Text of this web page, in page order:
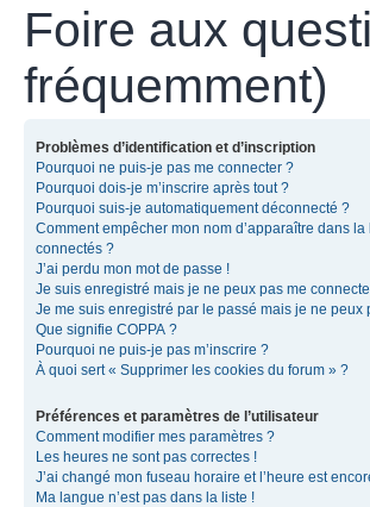
Foire aux
fréquemment)
Problèmes d’identification et d’inscription
Pourquoi ne puis-je pas me connecter ?
Pourquoi dois-je m’inscrire après tout ?
Pourquoi suis-je automatiquement déconnecté ?
Comment empêcher mon nom d’apparaître dans
connectés ?
J’ai perdu mon mot de passe !
Je suis enregistré mais je ne peux pas me
Je me suis enregistré par le passé mais je ne peux
Que signifie COPPA ?
Pourquoi ne puis-je pas m’inscrire ?
À quoi sert « Supprimer les cookies du forum » ?
Préférences et paramètres de l’utilisateur
Comment modifier mes paramètres ?
Les heures ne sont pas correctes !
J’ai changé mon fuseau horaire et l’heure est
Ma langue n’est pas dans la liste !